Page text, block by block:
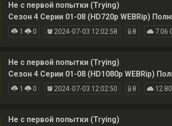
Не с первой попытки (Trying)
Сезон 4 Серии 01-08 (HD720p WEBRip)
1 0 2024-07-03 12:02:58 8 7.06
Не с первой попытки (Trying)
Сезон 4 Серии 01-08 (HD1080p WEBRip)
1 0 2024-07-03 12:02:50 8
Не с первой попытки (Trying)